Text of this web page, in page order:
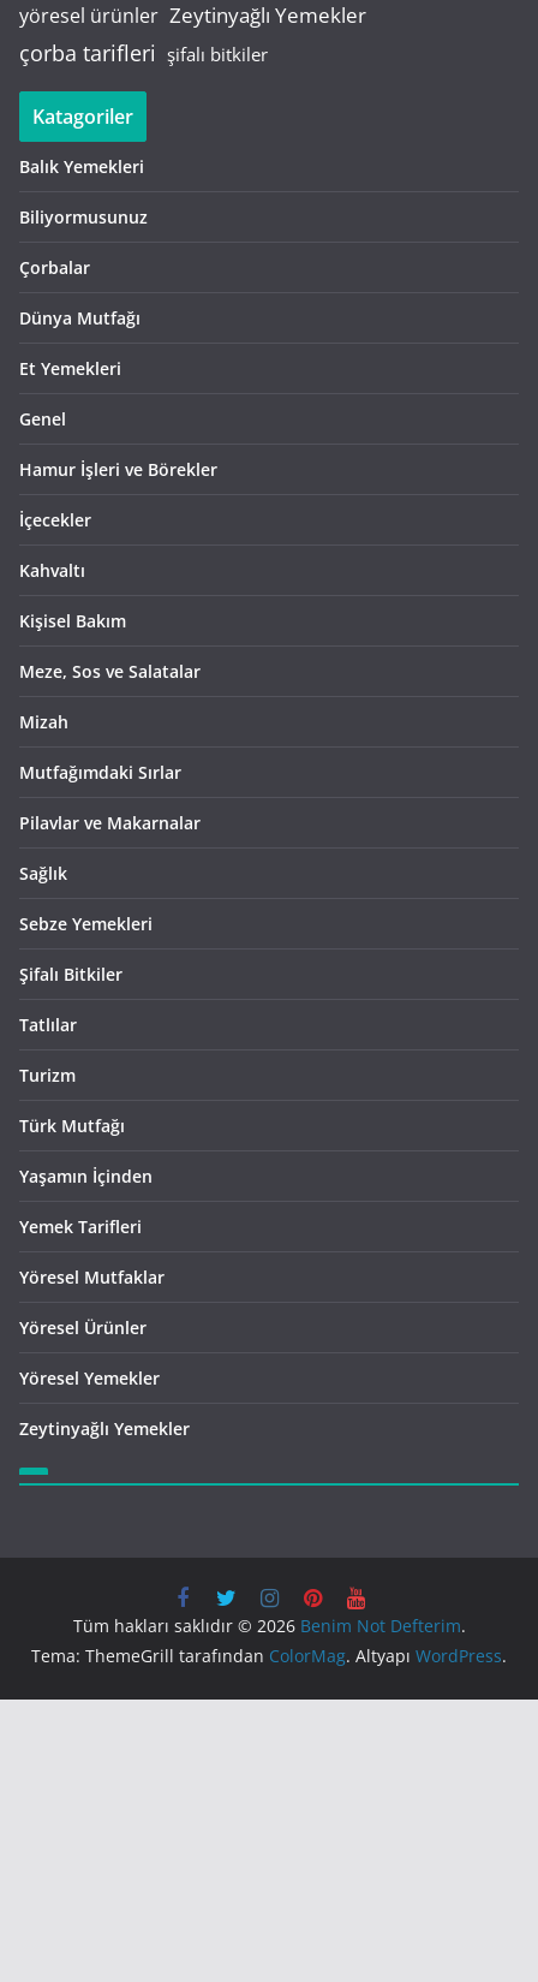
yöresel ürünler Zeytinyağlı Yemekler
çorba tarifleri şifalı bitkiler
Katagoriler
Balık Yemekleri
Biliyormusunuz
Çorbalar
Dünya Mutfağı
Et Yemekleri
Genel
Hamur İşleri ve Börekler
İçecekler
Kahvaltı
Kişisel Bakım
Meze, Sos ve Salatalar
Mizah
Mutfağımdaki Sırlar
Pilavlar ve Makarnalar
Sağlık
Sebze Yemekleri
Şifalı Bitkiler
Tatlılar
Turizm
Türk Mutfağı
Yaşamın İçinden
Yemek Tarifleri
Yöresel Mutfaklar
Yöresel Ürünler
Yöresel Yemekler
Zeytinyağlı Yemekler
Tüm hakları saklıdır © 2026 Benim Not Defterim.
Tema: ThemeGrill tarafından ColorMag. Altyapı WordPress.